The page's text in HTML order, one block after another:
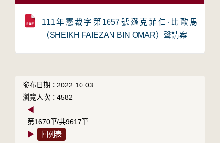
111年憲裁字第1657號遜克菲仁·比歐馬
（SHEIKH FAIEZAN BIN OMAR）聲請案
發布日期：2022-10-03
瀏覽人次：4582
◀
第1670筆/共9617筆
▶
回列表